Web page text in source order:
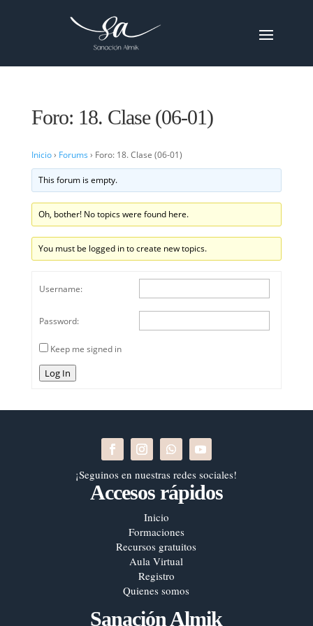
Foro: 18. Clase (06-01)
Inicio› Forums › Foro: 18. Clase (06-01)
This forum is empty.
Oh, bother! No topics were found here.
You must be logged in to create new topics.
Username:
Password:
Keep me signed in
Log In
¡Seguinos en nuestras redes sociales!
Accesos rápidos
Inicio
Formaciones
Recursos gratuitos
Aula Virtual
Registro
Quienes somos
Sanación Almik